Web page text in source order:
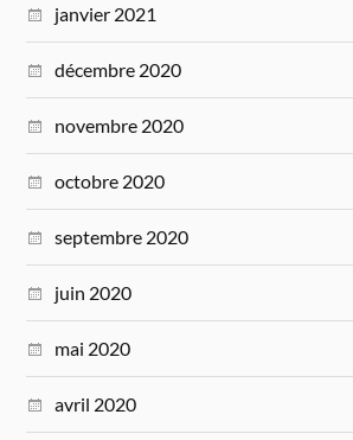
janvier 2021
décembre 2020
novembre 2020
octobre 2020
septembre 2020
juin 2020
mai 2020
avril 2020